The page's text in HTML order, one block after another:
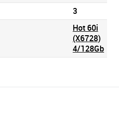
3
Hot 60i
(X6728)
4/128Gb